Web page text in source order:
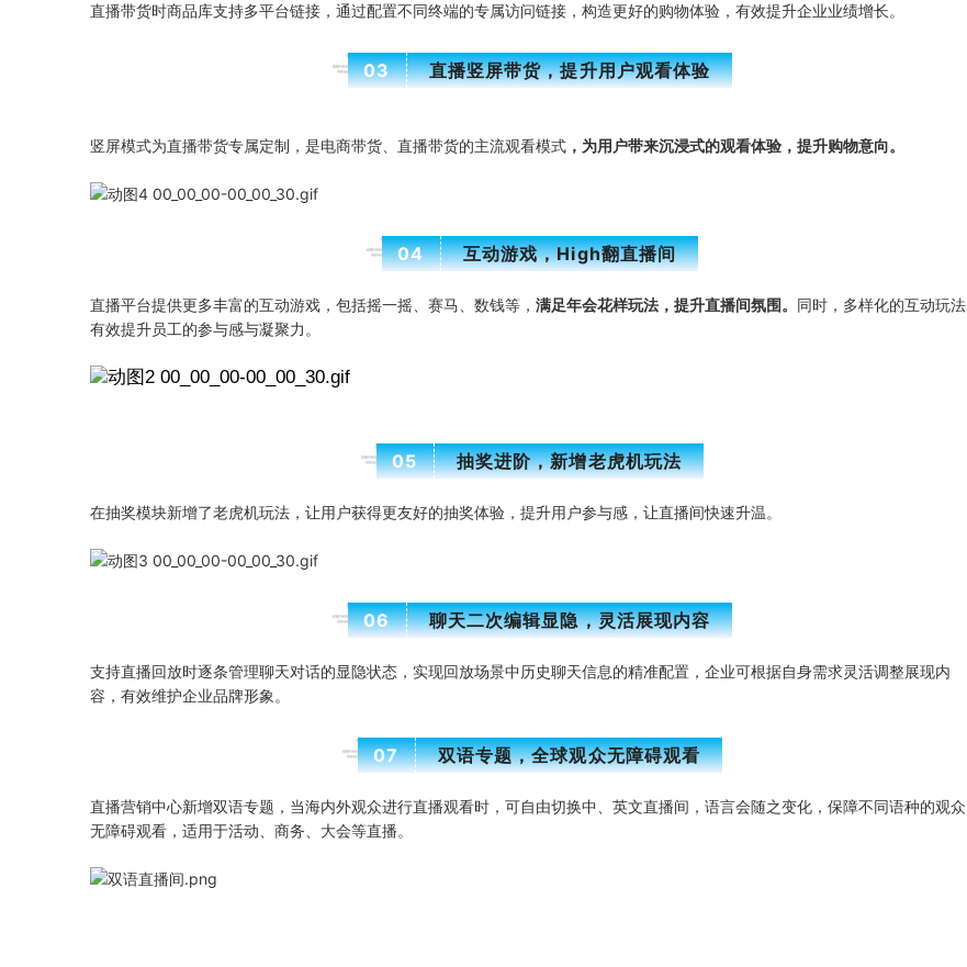
直播带货时商品库支持多平台链接，通过配置不同终端的专属访问链接，构造更好的购物体验，有效提升企业业绩增长。
03 直播竖屏带货，提升用户观看体验
竖屏模式为直播带货专属定制，是电商带货、直播带货的主流观看模式 ，为用户带来沉浸式的观看体验，提升购物意向。
04 互动游戏，High翻直播间
直播平台提供更多丰富的互动游戏，包括摇一摇、赛马、数钱等， 满足年会花样玩法，提升直播间氛围。 同时，多样化的互动玩法
有效提升员工的参与感与凝聚力。
05 抽奖进阶，新增老虎机玩法
在抽奖模块新增了老虎机玩法，让用户获得更友好的抽奖体验，提升用户参与感，让直播间快速升温。
06 聊天二次编辑显隐，灵活展现内容
支持直播回放时逐条管理聊天对话的显隐状态，实现回放场景中历史聊天信息的精准配置，企业可根据自身需求灵活调整展现内
容，有效维护企业品牌形象。
07 双语专题，全球观众无障碍观看
直播营销中心新增双语专题，当海内外观众进行直播观看时，可自由切换中、英文直播间，语言会随之变化，保障不同语种的观众
无障碍观看，适用于活动、商务、大会等直播。